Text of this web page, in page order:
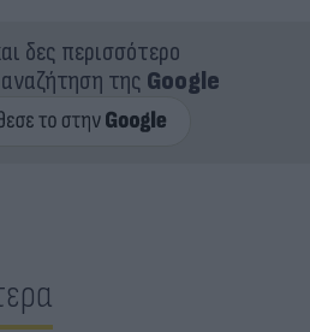
δες περισσότερο
της Google